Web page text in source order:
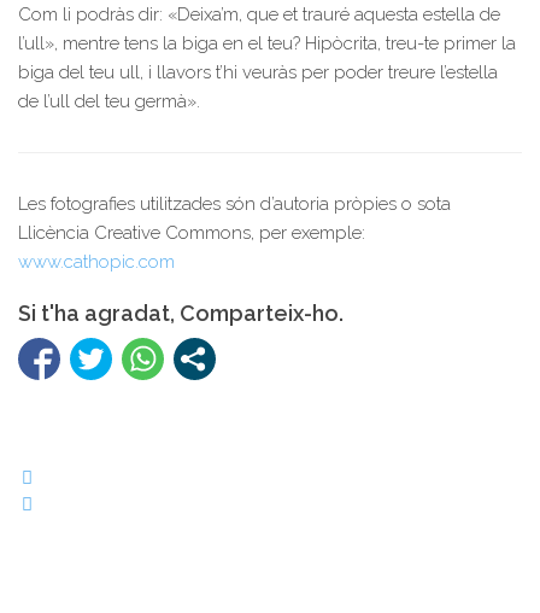
Com li podràs dir: «Deixa’m, que et trauré aquesta estella de
l’ull», mentre tens la biga en el teu? Hipòcrita, treu-te primer la
biga del teu ull, i llavors t’hi veuràs per poder treure l’estella
de l’ull del teu germà».
Les fotografies utilitzades són d’autoria pròpies o sota
Llicència Creative Commons, per exemple:
www.cathopic.com
Si t'ha agradat, Comparteix-ho.